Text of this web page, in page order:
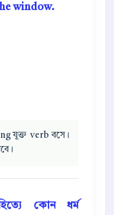
window.
যুক্ত verb বসে।
কোন ধর্ম